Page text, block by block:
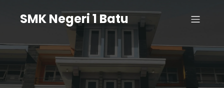
SMK Negeri 1 Batu